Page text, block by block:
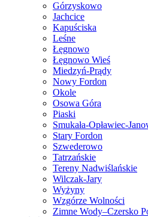
Górzyskowo
Jachcice
Kapuściska
Leśne
Łęgnowo
Łęgnowo Wieś
Miedzyń-Prądy
Nowy Fordon
Okole
Osowa Góra
Piaski
Smukała-Opławiec-
Stary Fordon
Szwederowo
Tatrzańskie
Tereny Nadwiślańskie
Wilczak-Jary
Wyżyny
Wzgórze Wolności
Zimne Wody–Czersko